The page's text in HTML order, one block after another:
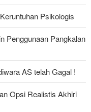
Psikologis
Penggunaan Pangkalan
AS telah Gagal !
Opsi Realistis Akhiri